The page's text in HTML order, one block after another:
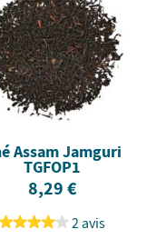
Assam Jamguri
TGFOP1
8,29 €
2 avis